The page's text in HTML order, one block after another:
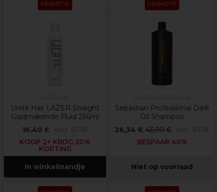
PROMOTIE
Unite Hair LAZER Straight
Gladmakende Fluid 236ml
16,40 €
excl. BTW
KOOP 2+ KRIJG 20%
KORTING
In winkelmandje
PROMOTIE
Sebastian Professional Dark
Oil Shampoo
26,34 € 43,90 € excl. BTW
BESPAAR 40%
Niet op voorraad